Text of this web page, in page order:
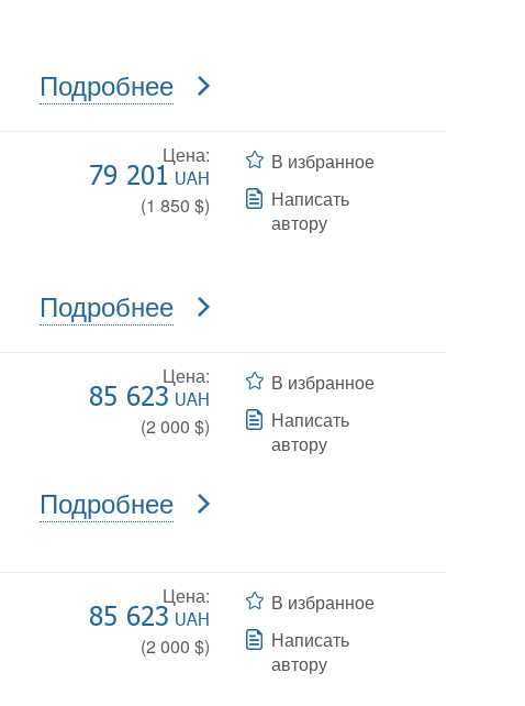
Подробнее
Цена:
79 201 UAH
(1 850 $)
Подробнее
В избранное
Написать
автору
Цена:
85 623 UAH
(2 000 $)
Подробнее
В избранное
Написать
автору
Цена:
85 623 UAH
(2 000 $)
В избранное
Написать
автору